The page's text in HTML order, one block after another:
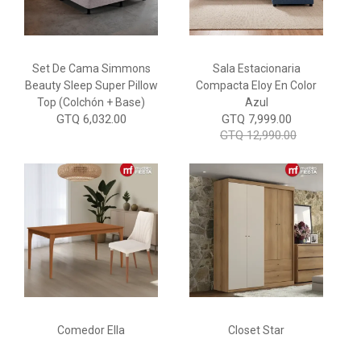
Set De Cama Simmons
Beauty Sleep Super Pillow
Top (colchón + Base)
GTQ 6,032.00
Sala Estacionaria
Compacta Eloy En Color
Azul
GTQ 7,999.00
GTQ 12,990.00
Comedor Ella Closet Star